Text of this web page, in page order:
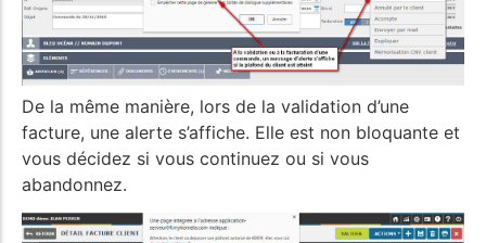
De la même manière, lors de la validation d’une
facture, une alerte s’affiche. Elle est non bloquante et
vous décidez si vous continuez ou si vous
abandonnez.